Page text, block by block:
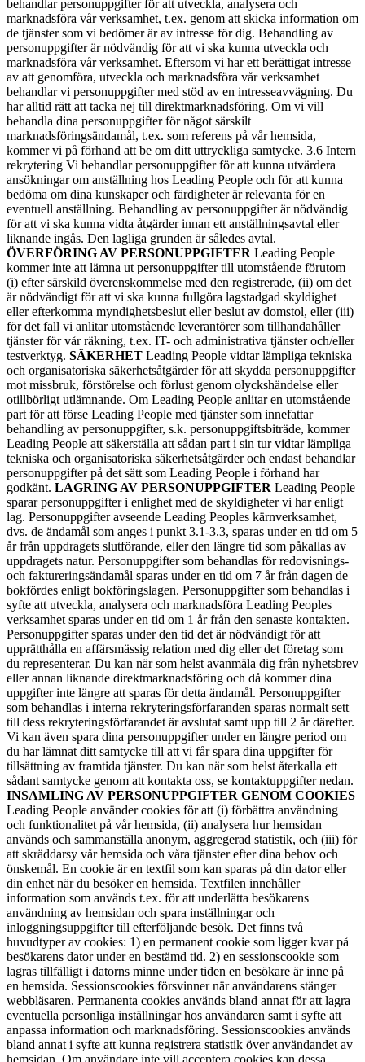
behandlar personuppgifter för att utveckla, analysera och
marknadsföra vår verksamhet, t.ex. genom att skicka information om
de tjänster som vi bedömer är av intresse för dig. Behandling av
personuppgifter är nödvändig för att vi ska kunna utveckla och
marknadsföra vår verksamhet. Eftersom vi har ett berättigat intresse
av att genomföra, utveckla och marknadsföra vår verksamhet
behandlar vi personuppgifter med stöd av en intresseavvägning. Du
har alltid rätt att tacka nej till direktmarknadsföring. Om vi vill
behandla dina personuppgifter för något särskilt
marknadsföringsändamål, t.ex. som referens på vår hemsida,
kommer vi på förhand att be om ditt uttryckliga samtycke. 3.6 Intern
rekrytering Vi behandlar personuppgifter för att kunna utvärdera
ansökningar om anställning hos Leading People och för att kunna
bedöma om dina kunskaper och färdigheter är relevanta för en
eventuell anställning. Behandling av personuppgifter är nödvändig
för att vi ska kunna vidta åtgärder innan ett anställningsavtal eller
liknande ingås. Den lagliga grunden är således avtal.
ÖVERFÖRING AV PERSONUPPGIFTER Leading People
kommer inte att lämna ut personuppgifter till utomstående förutom
(i) efter särskild överenskommelse med den registrerade, (ii) om det
är nödvändigt för att vi ska kunna fullgöra lagstadgad skyldighet
eller efterkomma myndighetsbeslut eller beslut av domstol, eller (iii)
för det fall vi anlitar utomstående leverantörer som tillhandahåller
tjänster för vår räkning, t.ex. IT- och administrativa tjänster och/eller
testverktyg. SÄKERHET Leading People vidtar lämpliga tekniska
och organisatoriska säkerhetsåtgärder för att skydda personuppgifter
mot missbruk, förstörelse och förlust genom olyckshändelse eller
otillbörligt utlämnande. Om Leading People anlitar en utomstående
part för att förse Leading People med tjänster som innefattar
behandling av personuppgifter, s.k. personuppgiftsbiträde, kommer
Leading People att säkerställa att sådan part i sin tur vidtar lämpliga
tekniska och organisatoriska säkerhetsåtgärder och endast behandlar
personuppgifter på det sätt som Leading People i förhand har
godkänt. LAGRING AV PERSONUPPGIFTER Leading People
sparar personuppgifter i enlighet med de skyldigheter vi har enligt
lag. Personuppgifter avseende Leading Peoples kärnverksamhet,
dvs. de ändamål som anges i punkt 3.1-3.3, sparas under en tid om 5
år från uppdragets slutförande, eller den längre tid som påkallas av
uppdragets natur. Personuppgifter som behandlas för redovisnings-
och faktureringsändamål sparas under en tid om 7 år från dagen de
bokfördes enligt bokföringslagen. Personuppgifter som behandlas i
syfte att utveckla, analysera och marknadsföra Leading Peoples
verksamhet sparas under en tid om 1 år från den senaste kontakten.
Personuppgifter sparas under den tid det är nödvändigt för att
upprätthålla en affärsmässig relation med dig eller det företag som
du representerar. Du kan när som helst avanmäla dig från nyhetsbrev
eller annan liknande direktmarknadsföring och då kommer dina
uppgifter inte längre att sparas för detta ändamål. Personuppgifter
som behandlas i interna rekryteringsförfaranden sparas normalt sett
till dess rekryteringsförfarandet är avslutat samt upp till 2 år därefter.
Vi kan även spara dina personuppgifter under en längre period om
du har lämnat ditt samtycke till att vi får spara dina uppgifter för
tillsättning av framtida tjänster. Du kan när som helst återkalla ett
sådant samtycke genom att kontakta oss, se kontaktuppgifter nedan.
INSAMLING AV PERSONUPPGIFTER GENOM COOKIES
Leading People använder cookies för att (i) förbättra användning
och funktionalitet på vår hemsida, (ii) analysera hur hemsidan
används och sammanställa anonym, aggregerad statistik, och (iii) för
att skräddarsy vår hemsida och våra tjänster efter dina behov och
önskemål. En cookie är en textfil som kan sparas på din dator eller
din enhet när du besöker en hemsida. Textfilen innehåller
information som används t.ex. för att underlätta besökarens
användning av hemsidan och spara inställningar och
inloggningsuppgifter till efterföljande besök. Det finns två
huvudtyper av cookies: 1) en permanent cookie som ligger kvar på
besökarens dator under en bestämd tid. 2) en sessionscookie som
lagras tillfälligt i datorns minne under tiden en besökare är inne på
en hemsida. Sessionscookies försvinner när användarens stänger
webbläsaren. Permanenta cookies används bland annat för att lagra
eventuella personliga inställningar hos användaren samt i syfte att
anpassa information och marknadsföring. Sessionscookies används
bland annat i syfte att kunna registrera statistik över användandet av